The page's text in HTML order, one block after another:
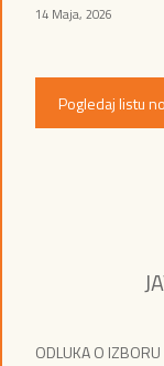
14 Maja, 2026
Pogledaj listu
ODLUKA O IZBORU